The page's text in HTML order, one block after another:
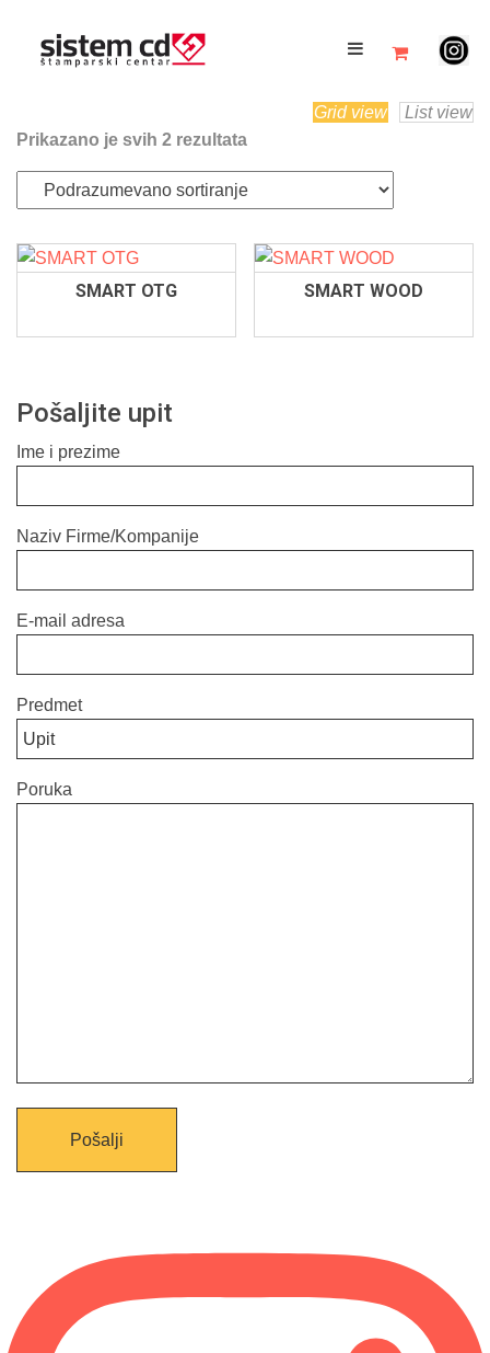
Grid view
List view
Prikazano je svih 2 rezultata
SMART OTG SMART WOOD
Pošaljite upit
Ime i prezime
Naziv Firme/Kompanije
E-mail adresa
Predmet
Poruka